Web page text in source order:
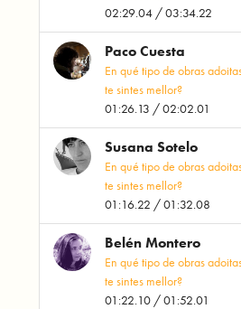
02:29.04 / 03:34.22
Paco Cuesta
En qué tipo de obras
te sintes mellor?
01:26.13 / 02:02.01
Susana Sotelo
En qué tipo de obras
te sintes mellor?
01:16.22 / 01:32.08
Belén Montero
En qué tipo de obras
te sintes mellor?
01:22.10 / 01:52.01